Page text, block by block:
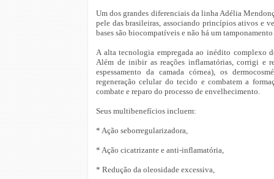
Um dos grandes diferenciais da linha Adélia
pele das brasileiras, associando princípios ativos e
bases são biocompatíveis e não há um
A alta tecnologia empregada ao inédito complexo
Além de inibir as reações inflamatórias, corrigi e
espessamento da camada córnea), os
regeneração celular do tecido e combatem a
combate e reparo do processo de envelhecimento.
Seus multibenefícios incluem:
* Ação seborregularizadora,
* Ação cicatrizante e anti-inflamatória,
* Redução da oleosidade excessiva,